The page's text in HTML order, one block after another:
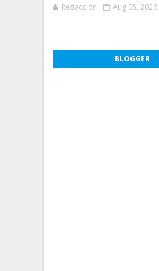
Redacción Aug 05, 2026
BLOGGER